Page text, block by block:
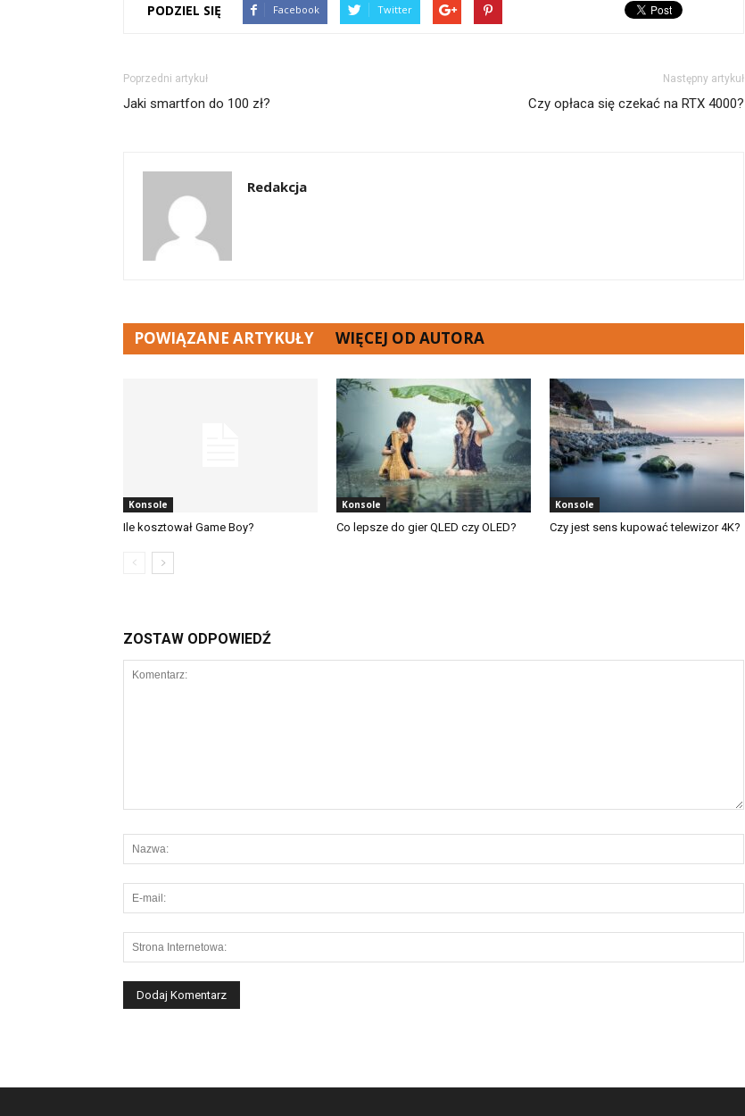
PODZIEL SIĘ Facebook Twitter
Poprzedni artykuł
Jaki smartfon do 100 zł?
Następny artykuł
Czy opłaca się czekać na RTX 4000?
Redakcja
POWIĄZANE ARTYKUŁY WIĘCEJ OD AUTORA
Konsole
Ile kosztował Game Boy?
Konsole
Co lepsze do gier QLED czy OLED?
Konsole
Czy jest sens kupować telewizor 4K?
ZOSTAW ODPOWIEDŹ